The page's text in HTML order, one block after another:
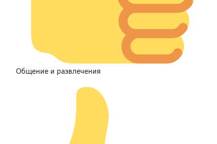
Общение и развлечения